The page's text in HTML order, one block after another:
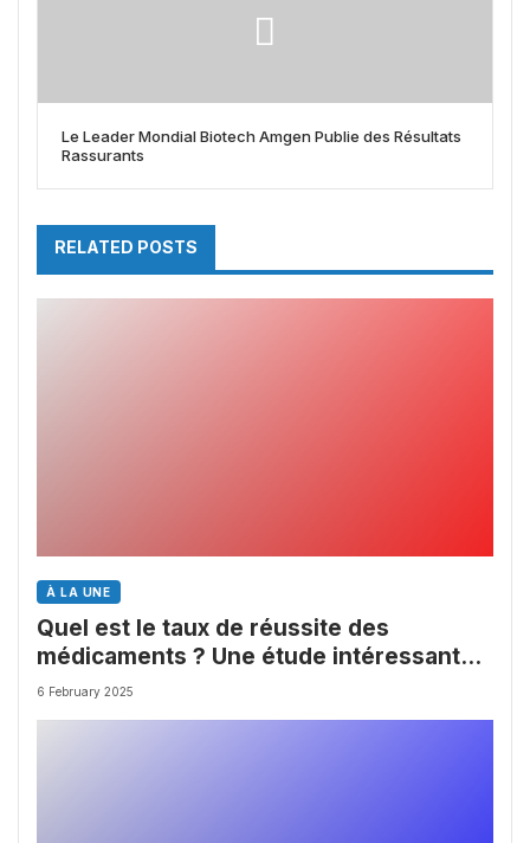
Le Leader Mondial Biotech Amgen Publie des Résultats
Rassurants
RELATED POSTS
À LA UNE
Quel est le taux de réussite des
médicaments ? Une étude intéressante
chez les Big Pharmas
6 February 2025